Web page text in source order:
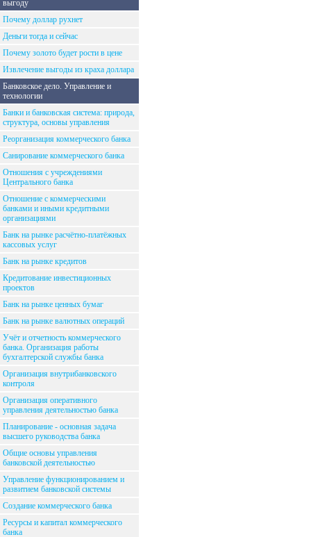
выгоду
Почему доллар рухнет
Деньги тогда и сейчас
Почему золото будет рости в цене
Извлечение выгоды из краха доллара
Банковское дело. Управление и
технологии
Банки и банковская система: природа,
структура, основы управления
Реорганизация коммерческого банка
Санирование коммерческого банка
Отношения с учреждениями
Центрального банка
Отношение с коммерческими
банками и иными кредитными
организациями
Банк на рынке расчётно-платёжных
кассовых услуг
Банк на рынке кредитов
Кредитование инвестиционных
проектов
Банк на рынке ценных бумаг
Банк на рынке валютных операций
Учёт и отчетность коммерческого
банка. Организация работы
бухгалтерской службы банка
Организация внутрибанковского
контроля
Организация оперативного
управления деятельностью банка
Планирование - основная задача
высшего руководства банка
Общие основы управления
банковской деятельностью
Управление функционированием и
развитием банковской системы
Создание коммерческого банка
Ресурсы и капитал коммерческого
банка